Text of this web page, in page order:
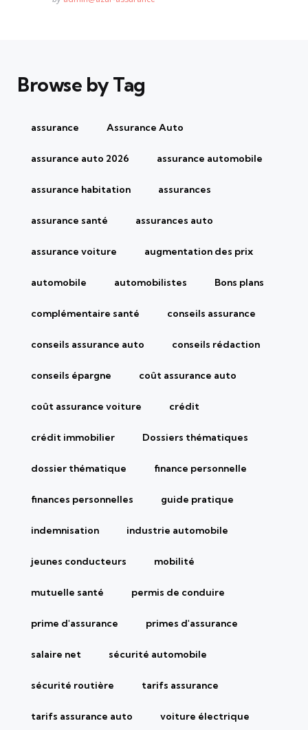
Browse by Tag
assurance Assurance Auto
assurance auto 2026 assurance automobile
assurance habitation assurances
assurance santé assurances auto
assurance voiture augmentation des prix
automobile automobilistes Bons plans
complémentaire santé conseils assurance
conseils assurance auto conseils rédaction
conseils épargne coût assurance auto
coût assurance voiture crédit
crédit immobilier Dossiers thématiques
dossier thématique finance personnelle
finances personnelles guide pratique
indemnisation industrie automobile
jeunes conducteurs mobilité
mutuelle santé permis de conduire
prime d'assurance primes d'assurance
salaire net sécurité automobile
sécurité routière tarifs assurance
tarifs assurance auto voiture électrique